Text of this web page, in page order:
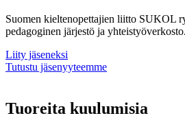
Suomen kieltenopettajien liitto SUKOL
pedagoginen järjestö ja yhteistyöverkosto.
Liity jäseneksi
Tutustu jäsenyyteemme
Tuoreita kuulumisia